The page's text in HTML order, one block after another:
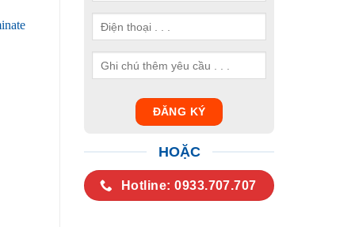
HOẶC
Hotline: 0933.707.707